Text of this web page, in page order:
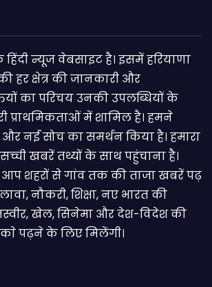
न्यूज वेबसाइट है। इसमें हरियाणा
हर क्षेत्र की जानकारी और
का परिचय उनकी उपलब्धियों के
प्राथमिकताओं में शामिल है। हमने
और नई सोच का समर्थन किया है। हमारा
खबरें तथ्यों के साथ पहुंचाना है।
आप शहरों से गांव तक की ताजा खबरें पढ़
नौकरी, शिक्षा, नए भारत की
खेल, सिनेमा और देश-विदेश की
पढ़ने के लिए मिलेंगी।